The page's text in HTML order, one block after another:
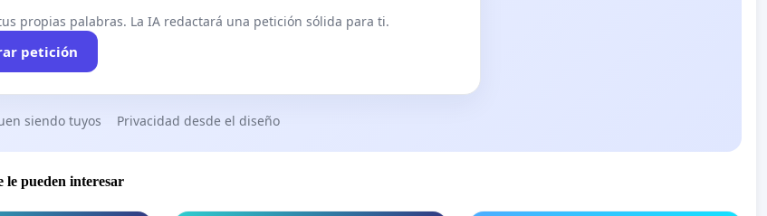
propias palabras. La IA redactará una petición sólida para ti.
petición
siendo tuyos Privacidad desde el diseño
le pueden interesar